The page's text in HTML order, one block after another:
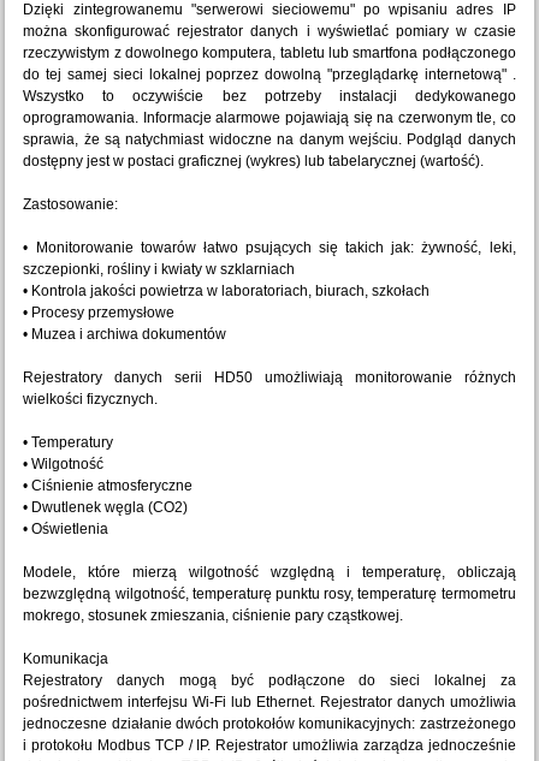
Dzięki zintegrowanemu "serwerowi sieciowemu" po wpisaniu adres IP
można skonfigurować rejestrator danych i wyświetlać pomiary w czasie
rzeczywistym z dowolnego komputera, tabletu lub smartfona podłączonego
do tej samej sieci lokalnej poprzez dowolną "przeglądarkę internetową" .
Wszystko to oczywiście bez potrzeby instalacji dedykowanego
oprogramowania. Informacje alarmowe pojawiają się na czerwonym tle, co
sprawia, że ​​są natychmiast widoczne na danym wejściu. Podgląd danych
dostępny jest w postaci graficznej (wykres) lub tabelarycznej (wartość).
Zastosowanie:
• Monitorowanie towarów łatwo psujących się takich jak: żywność, leki,
szczepionki, rośliny i kwiaty w szklarniach
• Kontrola jakości powietrza w laboratoriach, biurach, szkołach
• Procesy przemysłowe
• Muzea i archiwa dokumentów
Rejestratory danych serii HD50 umożliwiają monitorowanie różnych
wielkości fizycznych.
• Temperatury
• Wilgotność
• Ciśnienie atmosferyczne
• Dwutlenek węgla (CO2)
• Oświetlenia
Modele, które mierzą wilgotność względną i temperaturę, obliczają
bezwzględną wilgotność, temperaturę punktu rosy, temperaturę termometru
mokrego, stosunek zmieszania, ciśnienie pary cząstkowej.
Komunikacja
Rejestratory danych mogą być podłączone do sieci lokalnej za
pośrednictwem interfejsu Wi-Fi lub Ethernet. Rejestrator danych umożliwia
jednoczesne działanie dwóch protokołów komunikacyjnych: zastrzeżonego
i protokołu Modbus TCP / IP. Rejestrator umożliwia zarządza jednocześnie